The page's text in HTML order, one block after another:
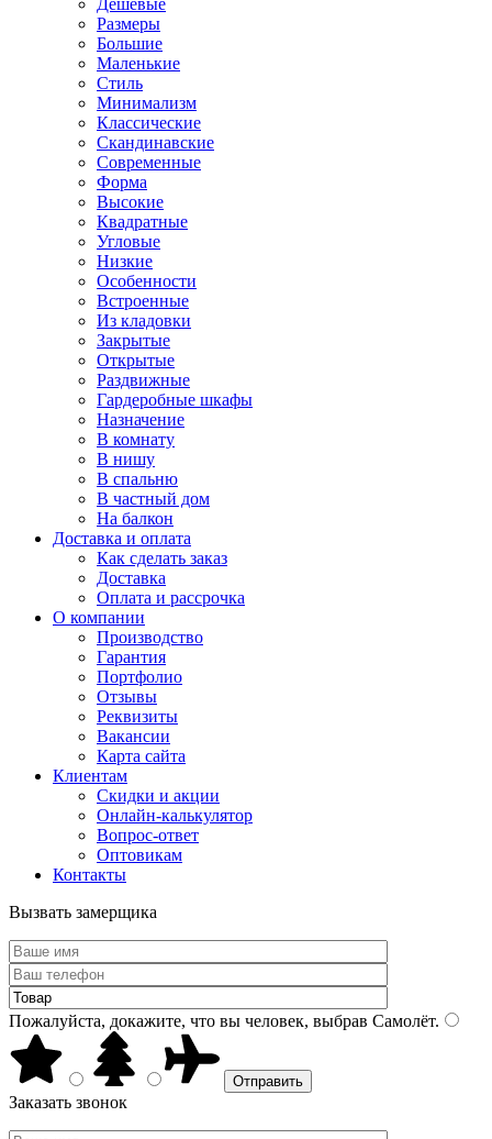
Дешевые
Размеры
Большие
Маленькие
Стиль
Минимализм
Классические
Скандинавские
Современные
Форма
Высокие
Квадратные
Угловые
Низкие
Особенности
Встроенные
Из кладовки
Закрытые
Открытые
Раздвижные
Гардеробные шкафы
Назначение
В комнату
В нишу
В спальню
В частный дом
На балкон
Доставка и оплата
Как сделать заказ
Доставка
Оплата и рассрочка
О компании
Производство
Гарантия
Портфолио
Отзывы
Реквизиты
Вакансии
Карта сайта
Клиентам
Скидки и акции
Онлайн-калькулятор
Вопрос-ответ
Оптовикам
Контакты
Вызвать замерщика
Пожалуйста, докажите, что вы человек, выбрав Самолёт.
Заказать звонок